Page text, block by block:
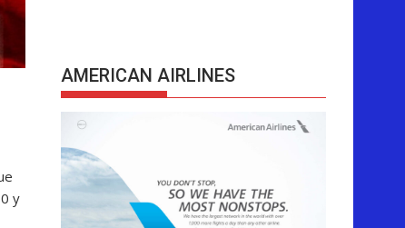
y
AMERICAN AIRLINES